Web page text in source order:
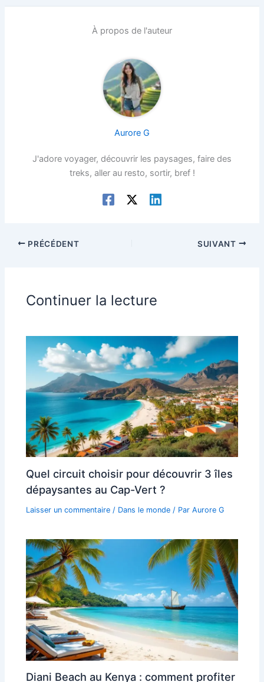
À propos de l'auteur
Aurore G
J'adore voyager, découvrir les paysages, faire des
treks, aller au resto, sortir, bref !
PRÉCÉDENT SUIVANT
Continuer la lecture
Quel circuit choisir pour découvrir 3 îles
dépaysantes au Cap-Vert ?
Laisser un commentaire / Dans le monde / ParAurore G
Diani Beach au Kenya : comment profiter